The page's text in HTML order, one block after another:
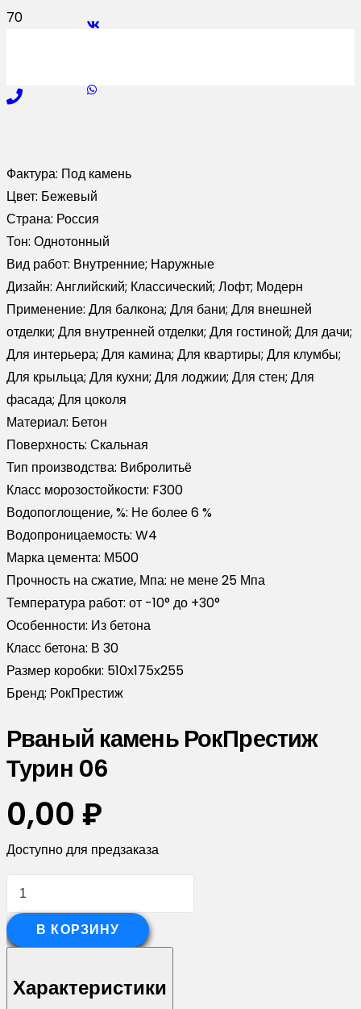
Фактура: Под камень
Цвет: Бежевый
Страна: Россия
Тон: Однотонный
Вид работ: Внутренние; Наружные
Дизайн: Английский; Классический; Лофт; Модерн
Применение: Для балкона; Для бани; Для внешней
отделки; Для внутренней отделки; Для гостиной; Для дачи;
Для интерьера; Для камина; Для квартиры; Для клумбы;
Для крыльца; Для кухни; Для лоджии; Для стен; Для
фасада; Для цоколя
Материал: Бетон
Поверхность: Скальная
Тип производства: Вибролитьё
Класс морозостойкости: F300
Водопоглощение, %: Не более 6 %
Водопроницаемость: W4
Марка цемента: М500
Прочность на сжатие, Мпа: не мене 25 Мпа
Температура работ: от -10° до +30°
Особенности: Из бетона
Класс бетона: В 30
Размер коробки: 510х175х255
Бренд: РокПрестиж
Рваный камень РокПрестиж
Турин 06
0,00 ₽
Доступно для предзаказа
Количество
Рваный
камень
Турин
В КОРЗИНУ
Характеристики